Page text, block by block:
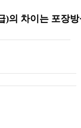
)의 차이는 포장